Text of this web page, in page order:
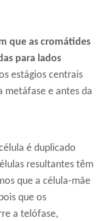
que as cromátides
para lados
estágios centrais
metáfase e antes da
é duplicado
resultantes têm
que a célula-mãe
que os
a telófase,